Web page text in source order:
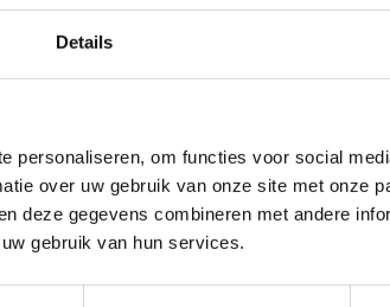
Details
personaliseren, om functies voor social
over uw gebruik van onze site met onze
deze gegevens combineren met andere
gebruik van hun services.
Accessories